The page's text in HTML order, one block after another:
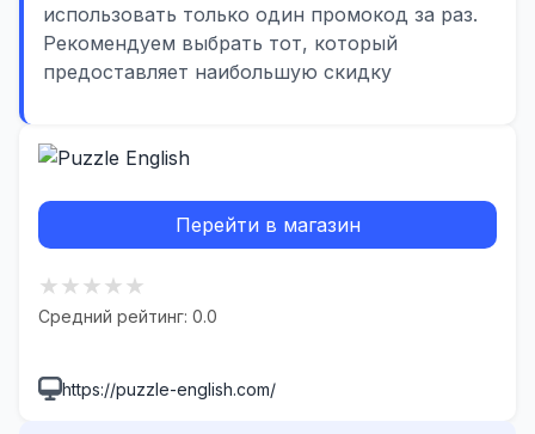
Перейти в магазин
★★★★★
Средний рейтинг: 0.0
https://puzzle-english.com/
использовать только один промокод за раз.
Рекомендуем выбрать тот, который
предоставляет наибольшую скидку